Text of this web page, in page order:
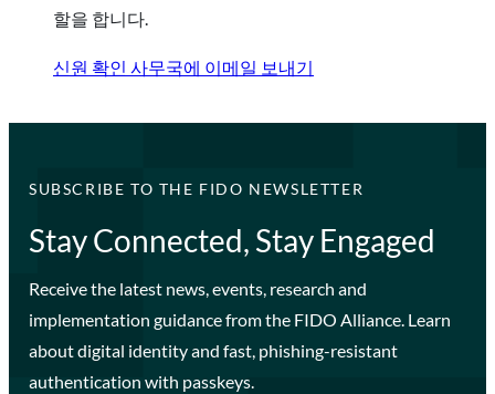
할을 합니다.
신원 확인 사무국에 이메일 보내기
SUBSCRIBE TO THE FIDO NEWSLETTER
Stay Connected, Stay Engaged
Receive the latest news, events, research and
implementation guidance from the FIDO Alliance. Learn
about digital identity and fast, phishing-resistant
authentication with passkeys.